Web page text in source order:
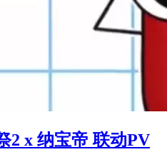
2 x 纳宝帝 联动PV